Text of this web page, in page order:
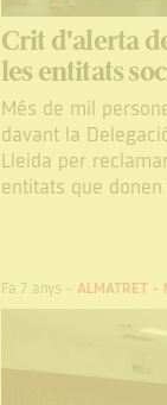
Crit d'alerta
les entitats
Més de mil
davant la
Lleida per
entitats que
Fa 7 anys -ALMATRET -